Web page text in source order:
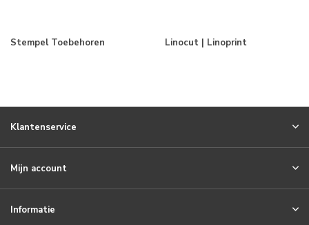
Stempel Toebehoren Linocut | Linoprint
Klantenservice
Mijn account
Informatie